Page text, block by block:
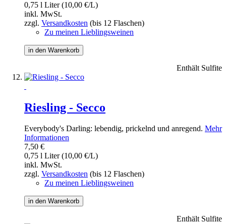
0,75 l Liter (10,00 €/L)
inkl. MwSt.
zzgl. Versandkosten (bis 12 Flaschen)
Zu meinen Lieblingsweinen
in den Warenkorb
Enthält Sulfite
Riesling - Secco
Everybody's Darling: lebendig, prickelnd und anregend. Mehr
Informationen
7,50 €
0,75 l Liter (10,00 €/L)
inkl. MwSt.
zzgl. Versandkosten (bis 12 Flaschen)
Zu meinen Lieblingsweinen
in den Warenkorb
Enthält Sulfite